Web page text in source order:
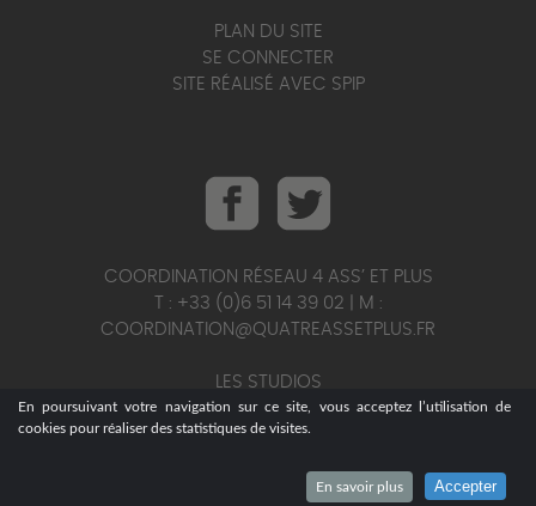
En poursuivant votre navigation sur ce site, vous acceptez l’utilisation de
cookies pour réaliser des statistiques de visites.
En savoir plus Accepter
PLAN DU SITE
SE CONNECTER
SITE RÉALISÉ AVEC SPIP
COORDINATION RÉSEAU 4 ASS’ ET PLUS
T : +33 (0)6 51 14 39 02 | M :
COORDINATION@QUATREASSETPLUS.FR
LES STUDIOS
T : +33 (0)6 95 25 56 75 | M :
STUDIOS@QUATREASSETPLUS.FR